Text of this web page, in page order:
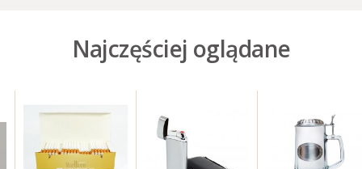
Najczęściej oglądane